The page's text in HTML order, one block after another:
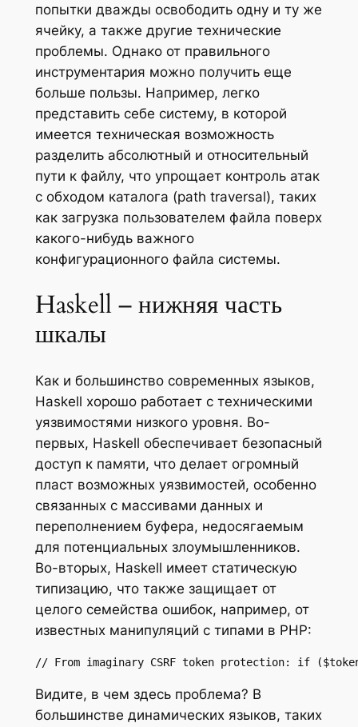
попытки дважды освободить одну и ту же
ячейку, а также другие технические
проблемы. Однако от правильного
инструментария можно получить еще
больше пользы. Например, легко
представить себе систему, в которой
имеется техническая возможность
разделить абсолютный и относительный
пути к файлу, что упрощает контроль атак
с обходом каталога (path traversal), таких
как загрузка пользователем файла поверх
какого-нибудь важного
конфигурационного файла системы.
Haskell – нижняя часть
шкалы
Как и большинство современных языков,
Haskell хорошо работает с техническими
уязвимостями низкого уровня. Во-
первых, Haskell обеспечивает безопасный
доступ к памяти, что делает огромный
пласт возможных уязвимостей, особенно
связанных с массивами данных и
переполнением буфера, недосягаемым
для потенциальных злоумышленников.
Во-вторых, Haskell имеет статическую
типизацию, что также защищает от
целого семейства ошибок, например, от
известных манипуляций с типами в PHP:
// From imaginary CSRF token protection: if
Видите, в чем здесь проблема? В
большинстве динамических языков, таких